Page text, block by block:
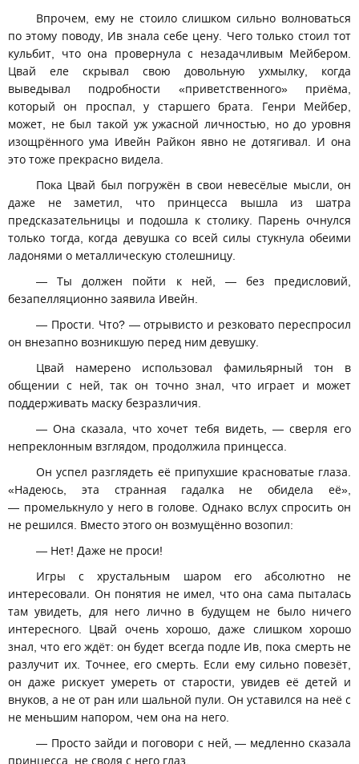
Впрочем, ему не стоило слишком сильно волноваться
по этому поводу, Ив знала себе цену. Чего только стоил тот
кульбит, что она провернула с незадачливым Мейбером.
Цвай еле скрывал свою довольную ухмылку, когда
выведывал подробности «приветственного» приёма,
который он проспал, у старшего брата. Генри Мейбер,
может, не был такой уж ужасной личностью, но до уровня
изощрённого ума Ивейн Райкон явно не дотягивал. И она
это тоже прекрасно видела.
Пока Цвай был погружён в свои невесёлые мысли, он
даже не заметил, что принцесса вышла из шатра
предсказательницы и подошла к столику. Парень очнулся
только тогда, когда девушка со всей силы стукнула обеими
ладонями о металлическую столешницу.
— Ты должен пойти к ней, — без предисловий,
безапелляционно заявила Ивейн.
— Прости. Что? — отрывисто и резковато переспросил
он внезапно возникшую перед ним девушку.
Цвай намерено использовал фамильярный тон в
общении с ней, так он точно знал, что играет и может
поддерживать маску безразличия.
— Она сказала, что хочет тебя видеть, — сверля его
непреклонным взглядом, продолжила принцесса.
Он успел разглядеть её припухшие красноватые глаза.
«Надеюсь, эта странная гадалка не обидела её»,
— промелькнуло у него в голове. Однако вслух спросить он
не решился. Вместо этого он возмущённо возопил:
— Нет! Даже не проси!
Игры с хрустальным шаром его абсолютно не
интересовали. Он понятия не имел, что она сама пыталась
там увидеть, для него лично в будущем не было ничего
интересного. Цвай очень хорошо, даже слишком хорошо
знал, что его ждёт: он будет всегда подле Ив, пока смерть не
разлучит их. Точнее, его смерть. Если ему сильно повезёт,
он даже рискует умереть от старости, увидев её детей и
внуков, а не от ран или шальной пули. Он уставился на неё с
не меньшим напором, чем она на него.
— Просто зайди и поговори с ней, — медленно сказала
принцесса, не сводя с него глаз.